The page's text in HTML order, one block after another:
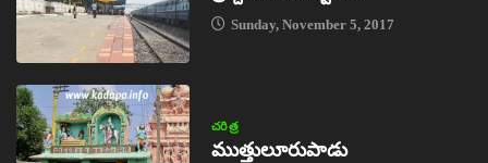
Sunday, November 5, 2017
చరిత్ర
ముత్తులూరుపాడు